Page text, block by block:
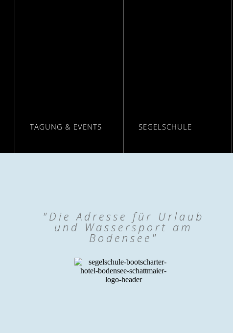
TAGUNG & EVENTS SEGELSCHULE
"Die Adresse für Urlaub
und Wassersport am
Bodensee"